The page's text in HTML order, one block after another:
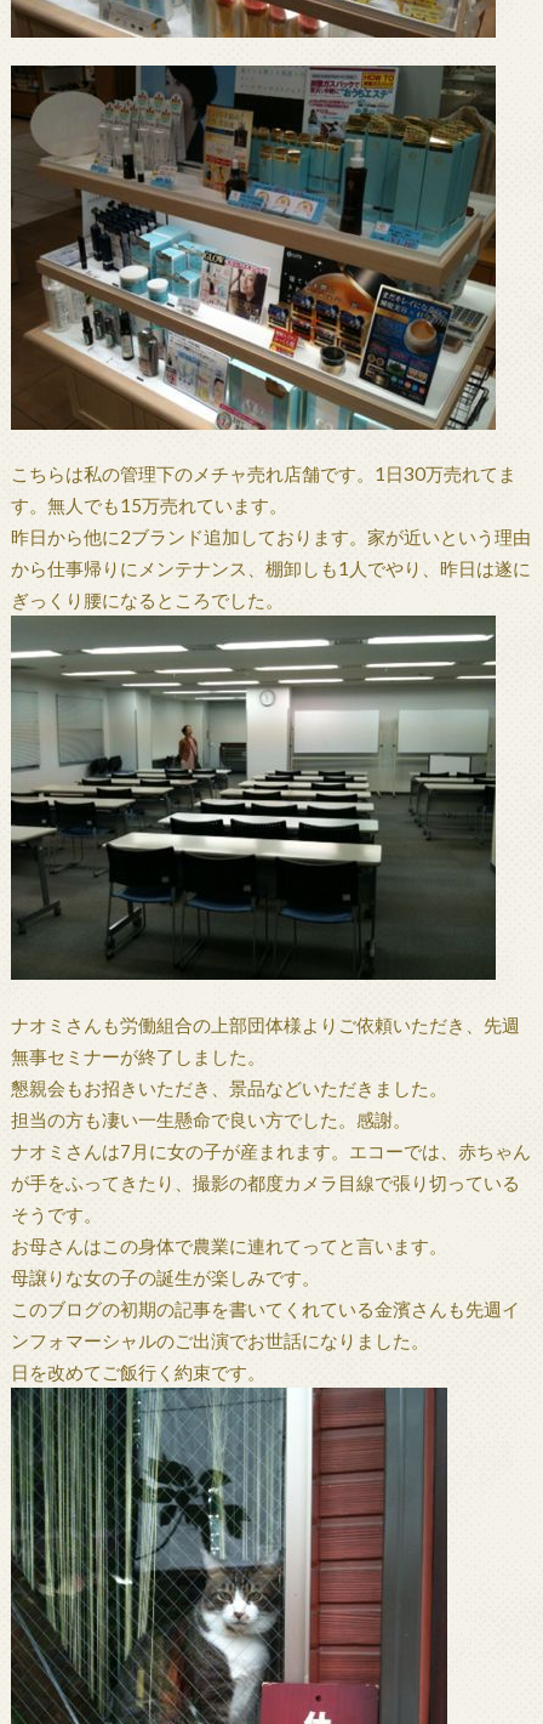
こちらは私の管理下のメチャ売れ店舗です。1日30万売れてま
す。無人でも15万売れています。
昨日から他に2ブランド追加しております。家が近いという理由
から仕事帰りにメンテナンス、棚卸しも1人でやり、昨日は遂に
ぎっくり腰になるところでした。
ナオミさんも労働組合の上部団体様よりご依頼いただき、先週
無事セミナーが終了しました。
懇親会もお招きいただき、景品などいただきました。
担当の方も凄い一生懸命で良い方でした。感謝。
ナオミさんは7月に女の子が産まれます。エコーでは、赤ちゃん
が手をふってきたり、撮影の都度カメラ目線で張り切っている
そうです。
お母さんはこの身体で農業に連れてってと言います。
母譲りな女の子の誕生が楽しみです。
このブログの初期の記事を書いてくれている金濱さんも先週イ
ンフォマーシャルのご出演でお世話になりました。
日を改めてご飯行く約束です。